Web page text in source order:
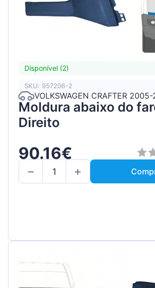
Disponível (2)
SKU: 957206-2
VOLKSWAGEN CRAFTER 2005-
Moldura abaixo do
Direito
90.16€